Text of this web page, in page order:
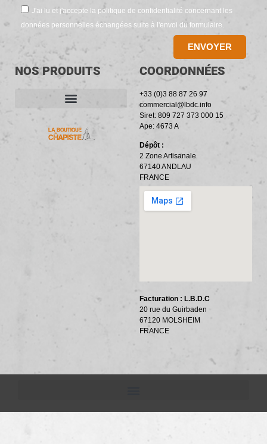
J'ai lu et j'accepte la politique de confidentialité concernant les
données personnelles échangées suite à l'envoi du formulaire.
ENVOYER
NOS PRODUITS COORDONNÉES
+33 (0)3 88 87 26 97
commercial@lbdc.info
Siret: 809 727 373 000 15
Ape: 4673 A
Dépôt :
2 Zone Artisanale
67140 ANDLAU
FRANCE
Facturation : L.B.D.C
20 rue du Guirbaden
67120 MOLSHEIM
FRANCE